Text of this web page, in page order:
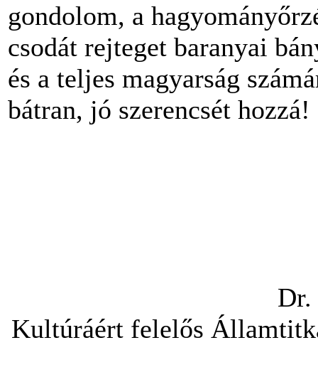
gondolom, a
csodát rejte­get baranyai
és a teljes magyarság
bátran, jó szerencsét hozzá!
Dr. Hoppál
Kultúráért felelős